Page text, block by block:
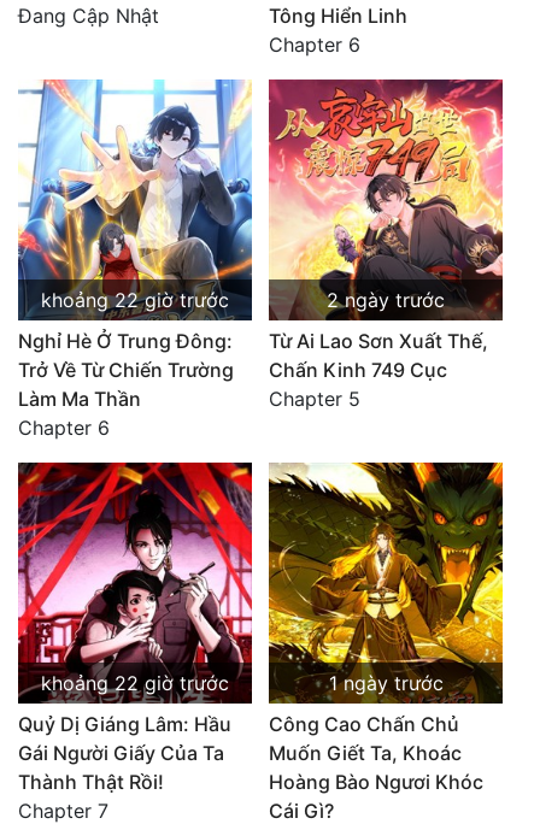
Đang Cập Nhật
Tông Hiển Linh
Chapter 6
khoảng 22 giờ trước
Nghỉ Hè Ở Trung Đông:
Trở Về Từ Chiến Trường
Làm Ma Thần
Chapter 6
2 ngày trước
Từ Ai Lao Sơn Xuất Thế,
Chấn Kinh 749 Cục
Chapter 5
khoảng 22 giờ trước
Quỷ Dị Giáng Lâm: Hầu
Gái Người Giấy Của Ta
Thành Thật Rồi!
Chapter 7
1 ngày trước
Công Cao Chấn Chủ
Muốn Giết Ta, Khoác
Hoàng Bào Ngươi Khóc
Cái Gì?